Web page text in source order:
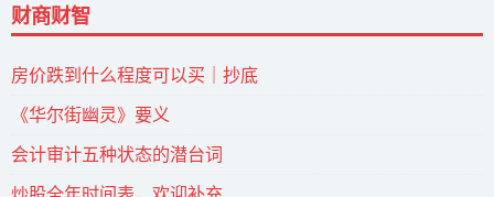
财商财智
房价跌到什么程度可以买｜抄底
《华尔街幽灵》要义
会计审计五种状态的潜台词